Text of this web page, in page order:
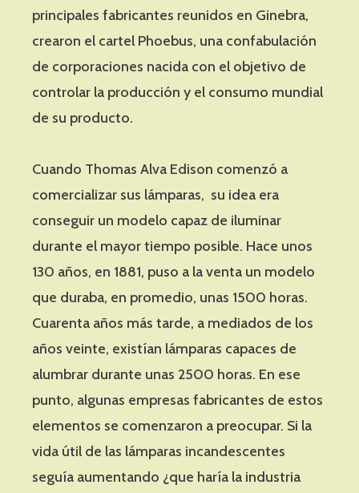
principales fabricantes reunidos en Ginebra,
crearon el cartel Phoebus, una confabulación
de corporaciones nacida con el objetivo de
controlar la producción y el consumo mundial
de su producto.
Cuando Thomas Alva Edison comenzó a
comercializar sus lámparas, su idea era
conseguir un modelo capaz de iluminar
durante el mayor tiempo posible. Hace unos
130 años, en 1881, puso a la venta un modelo
que duraba, en promedio, unas 1500 horas.
Cuarenta años más tarde, a mediados de los
años veinte, existían lámparas capaces de
alumbrar durante unas 2500 horas. En ese
punto, algunas empresas fabricantes de estos
elementos se comenzaron a preocupar. Si la
vida útil de las lámparas incandescentes
seguía aumentando ¿que haría la industria